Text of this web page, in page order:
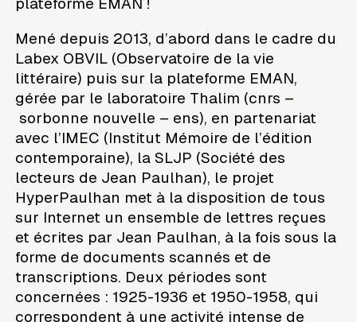
Mené depuis 2013, d’abord dans le cadre du
Labex OBVIL (Observatoire de la vie
littéraire) puis sur la plateforme EMAN,
gérée par le laboratoire Thalim (cnrs –
sorbonne nouvelle – ens), en partenariat
avec l’IMEC (Institut Mémoire de l’édition
contemporaine), la SLJP (Société des
lecteurs de Jean Paulhan), le projet
HyperPaulhan met à la disposition de tous
sur Internet un ensemble de lettres reçues
et écrites par Jean Paulhan, à la fois sous la
forme de documents scannés et de
transcriptions. Deux périodes sont
concernées : 1925-1936 et 1950-1958, qui
correspondent à une activité intense de